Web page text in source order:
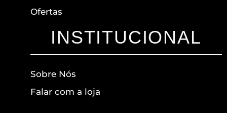
Ofertas
INSTITUCIONAL
Sobre Nós
Falar com a loja